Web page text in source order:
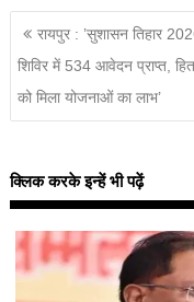
रायपुर : ’सुशासन तिहार
शिविर में 534 आवेदन प्राप्त,
को मिला योजनाओं का लाभ’
क्लिक करके इन्हें भी पढ़ें